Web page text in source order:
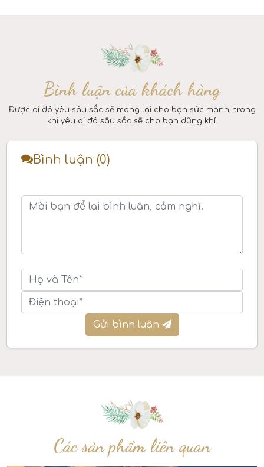
Bình luận của khách hàng
Được ai đó yêu sâu sắc sẽ mang lại cho bạn sức mạnh, trong
khi yêu ai đó sâu sắc sẽ cho bạn dũng khí.
Bình luận (0)
Gửi bình luận
Các sản phẩm liên quan